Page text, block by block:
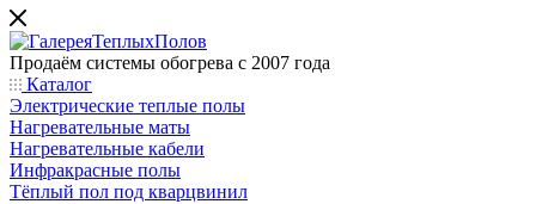
Продаём системы обогрева с 2007 года
Каталог
Электрические теплые полы
Нагревательные маты
Нагревательные кабели
Инфракрасные полы
Тёплый пол под кварцвинил